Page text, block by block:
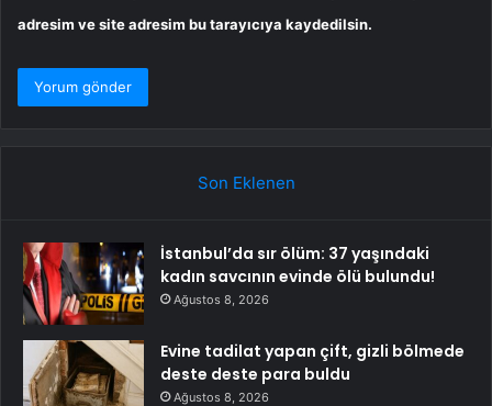
adresim ve site adresim bu tarayıcıya kaydedilsin.
Son Eklenen
İstanbul’da sır ölüm: 37 yaşındaki
kadın savcının evinde ölü bulundu!
Ağustos 8, 2026
Evine tadilat yapan çift, gizli bölmede
deste deste para buldu
Ağustos 8, 2026